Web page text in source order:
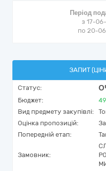
Період
з 17-
по 20-
ЗАПИТ
Статус:
Бюджет:
Вид предмету закупівлі:
Оцінка пропозицій:
Попередній етап:
Замовник: